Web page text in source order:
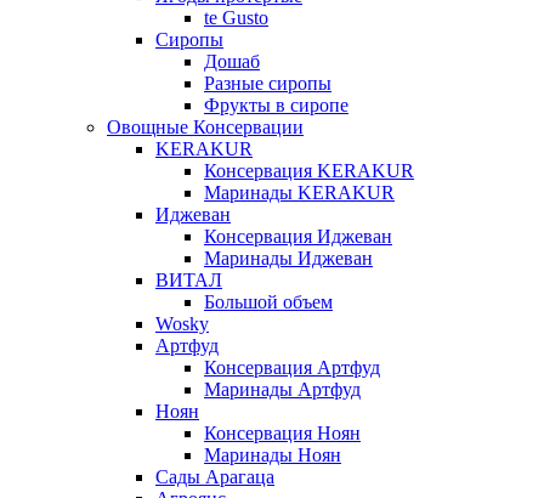
te Gusto
Сиропы
Дошаб
Разные сиропы
Фрукты в сиропе
Овощные Консервации
KERAKUR
Консервация KERAKUR
Маринады KERAKUR
Иджеван
Консервация Иджеван
Маринады Иджеван
ВИТАЛ
Большой объем
Wosky
Артфуд
Консервация Артфуд
Маринады Артфуд
Ноян
Консервация Ноян
Маринады Ноян
Сады Арагаца